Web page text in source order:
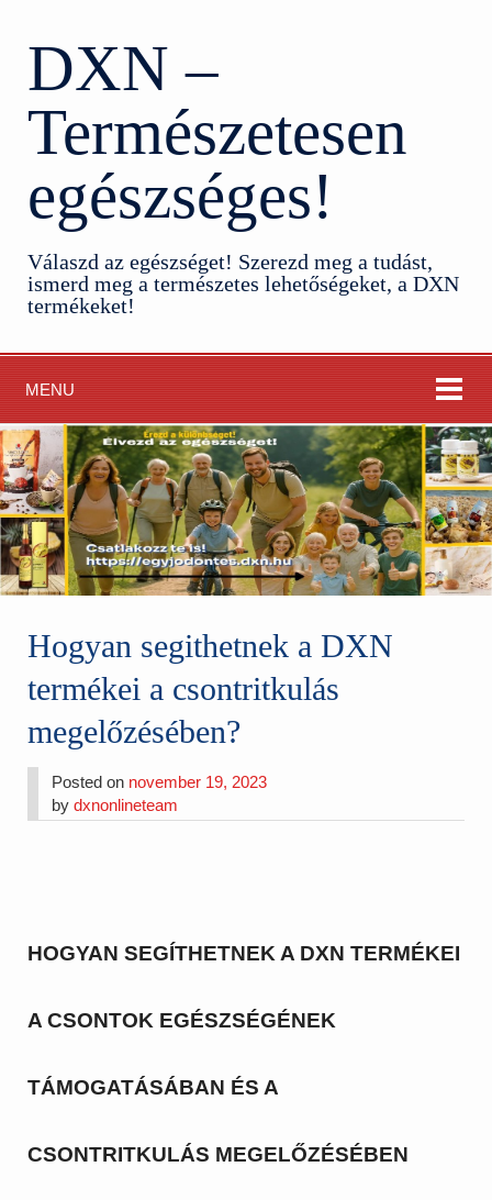
DXN –
Természetesen
egészséges!
Válaszd az egészséget! Szerezd meg a tudást,
ismerd meg a természetes lehetőségeket, a DXN
termékeket!
MENU
Hogyan segithetnek a DXN
termékei a csontritkulás
megelőzésében?
Posted on november 19, 2023
bydxnonlineteam
HOGYAN SEGÍTHETNEK A DXN TERMÉKEI
A CSONTOK EGÉSZSÉGÉNEK
TÁMOGATÁSÁBAN ÉS A
CSONTRITKULÁS MEGELŐZÉSÉBEN